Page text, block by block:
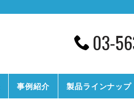
03-
事例紹介 製品ラインナップ